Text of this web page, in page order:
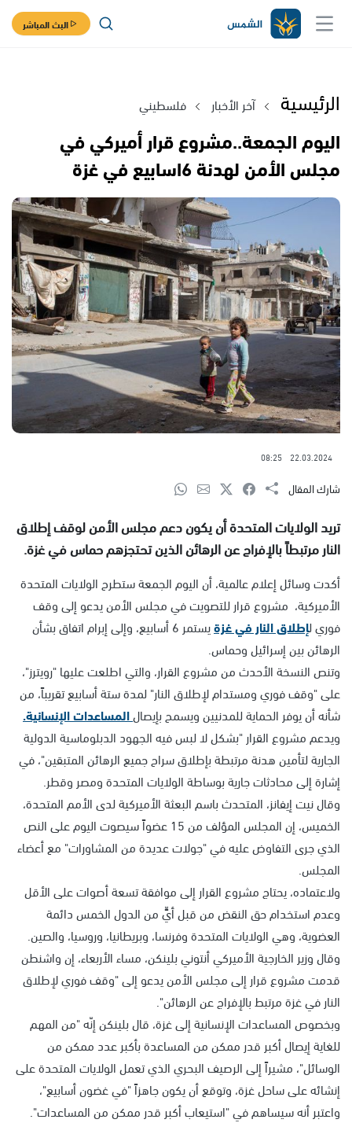
البث المباشر
الرئيسية آخر الأخبار فلسطيني
اليوم الجمعة..مشروع قرار أميركي في
مجلس الأمن لهدنة 6اسابيع في غزة
22.03.2024
08:25
شارك المقال
تريد الولايات المتحدة أن يكون دعم مجلس الأمن لوقف إطلاق
النار مرتبطاً بالإفراج عن الرهائن الذين تحتجزهم حماس في غزة.
أكدت وسائل إعلام عالمية، أن اليوم الجمعة ستطرح الولايات المتحدة
الأميركية، مشروع قرار للتصويت في مجلس الأمن يدعو إلى وقف
فوري لإطلاق النار في غزة
يستمر 6 أسابيع، وإلى إبرام اتفاق بشأن
الرهائن بين إسرائيل وحماس.
وتنص النسخة الأحدث من مشروع القرار، والتي اطلعت عليها "رويترز"،
على "وقف فوري ومستدام لإطلاق النار" لمدة ستة أسابيع تقريباً، من
شأنه أن يوفر الحماية للمدنيين ويسمح بإيصالالمساعدات الإنسانية.
ويدعم مشروع القرار "بشكل لا لبس فيه الجهود الدبلوماسية الدولية
الجارية لتأمين هدنة مرتبطة بإطلاق سراح جميع الرهائن المتبقين"، في
إشارة إلى محادثات جارية بوساطة الولايات المتحدة ومصر وقطر.
وقال نيت إيفانز، المتحدث باسم البعثة الأميركية لدى الأمم المتحدة،
الخميس، إن المجلس المؤلف من 15 عضواً سيصوت اليوم على النص
الذي جرى التفاوض عليه في "جولات عديدة من المشاورات" مع أعضاء
المجلس.
ولاعتماده، يحتاج مشروع القرار إلى موافقة تسعة أصوات على الأقل
وعدم استخدام حق النقض من قبل أيٍّ من الدول الخمس دائمة
العضوية، وهي الولايات المتحدة وفرنسا، وبريطانيا، وروسيا، والصين.
وقال وزير الخارجية الأميركي أنتوني بلينكن، مساء الأربعاء، إن واشنطن
قدمت مشروع قرار إلى مجلس الأمن يدعو إلى "وقف فوري لإطلاق
النار في غزة مرتبط بالإفراج عن الرهائن".
وبخصوص المساعدات الإنسانية إلى غزة، قال بلينكن إنّه "من المهم
للغاية إيصال أكبر قدر ممكن من المساعدة بأكبر عدد ممكن من
الوسائل"، مشيراً إلى الرصيف البحري الذي تعمل الولايات المتحدة على
إنشائه على ساحل غزة، وتوقع أن يكون جاهزاً "في غضون أسابيع"،
واعتبر أنه سيساهم في "استيعاب أكبر قدر ممكن من المساعدات".